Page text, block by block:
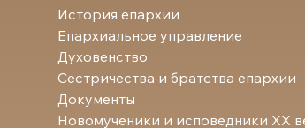
История епархии
Епархиальное управление
Духовенство
Сестричества и братства епархии
Документы
Новомученики и исповедники ХХ